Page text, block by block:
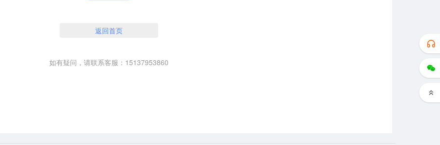
返回首页
如有疑问，请联系客服：15137953860